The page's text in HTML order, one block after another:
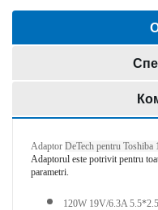
Adaptor DeTech pentru
Adaptorul este potrivit pentru
parametri.
120W 19V/6.3A 5.5*2.5